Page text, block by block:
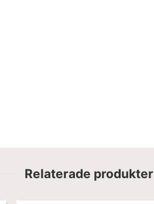
Relaterade produkter